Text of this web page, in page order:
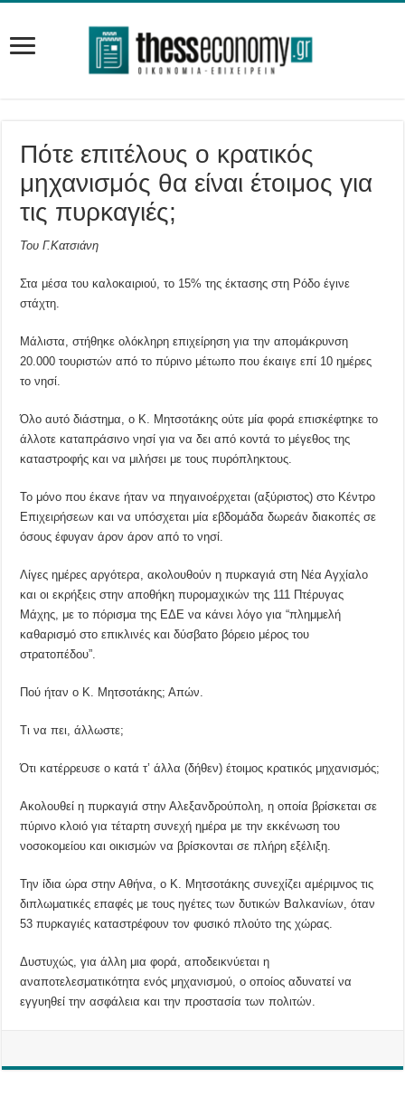
Πότε επιτέλους ο κρατικός
μηχανισμός θα είναι έτοιμος για
τις πυρκαγιές;
Του Γ.Κατσιάνη
Στα μέσα του καλοκαιριού, το 15% της έκτασης στη Ρόδο έγινε
στάχτη.
Μάλιστα, στήθηκε ολόκληρη επιχείρηση για την απομάκρυνση
20.000 τουριστών από το πύρινο μέτωπο που έκαιγε επί 10 ημέρες
το νησί.
Όλο αυτό διάστημα, ο Κ. Μητσοτάκης ούτε μία φορά επισκέφτηκε το
άλλοτε καταπράσινο νησί για να δει από κοντά το μέγεθος της
καταστροφής και να μιλήσει με τους πυρόπληκτους.
Το μόνο που έκανε ήταν να πηγαινοέρχεται (αξύριστος) στο Κέντρο
Επιχειρήσεων και να υπόσχεται μία εβδομάδα δωρεάν διακοπές σε
όσους έφυγαν άρον άρον από το νησί.
Λίγες ημέρες αργότερα, ακολουθούν η πυρκαγιά στη Νέα Αγχίαλο
και οι εκρήξεις στην αποθήκη πυρομαχικών της 111 Πτέρυγας
Μάχης, με το πόρισμα της ΕΔΕ να κάνει λόγο για “πλημμελή
καθαρισμό στο επικλινές και δύσβατο βόρειο μέρος του
στρατοπέδου”.
Πού ήταν ο Κ. Μητσοτάκης; Απών.
Τι να πει, άλλωστε;
Ότι κατέρρευσε ο κατά τ’ άλλα (δήθεν) έτοιμος κρατικός μηχανισμός;
Ακολουθεί η πυρκαγιά στην Αλεξανδρούπολη, η οποία βρίσκεται σε
πύρινο κλοιό για τέταρτη συνεχή ημέρα με την εκκένωση του
νοσοκομείου και οικισμών να βρίσκονται σε πλήρη εξέλιξη.
Την ίδια ώρα στην Αθήνα, ο Κ. Μητσοτάκης συνεχίζει αμέριμνος τις
διπλωματικές επαφές με τους ηγέτες των δυτικών Βαλκανίων, όταν
53 πυρκαγιές καταστρέφουν τον φυσικό πλούτο της χώρας.
Δυστυχώς, για άλλη μια φορά, αποδεικνύεται η
αναποτελεσματικότητα ενός μηχανισμού, ο οποίος αδυνατεί να
εγγυηθεί την ασφάλεια και την προστασία των πολιτών.